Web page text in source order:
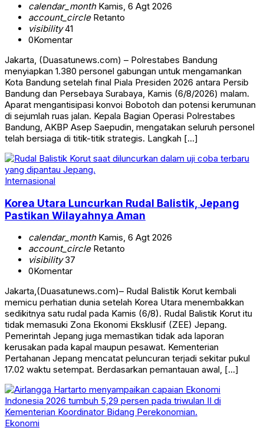
calendar_monthKamis, 6 Agt 2026
account_circleRetanto
visibility41
0Komentar
Jakarta, (Duasatunews.com) – Polrestabes Bandung
menyiapkan 1.380 personel gabungan untuk mengamankan
Kota Bandung setelah final Piala Presiden 2026 antara Persib
Bandung dan Persebaya Surabaya, Kamis (6/8/2026) malam.
Aparat mengantisipasi konvoi Bobotoh dan potensi kerumunan
di sejumlah ruas jalan. Kepala Bagian Operasi Polrestabes
Bandung, AKBP Asep Saepudin, mengatakan seluruh personel
telah bersiaga di titik-titik strategis. Langkah […]
Internasional
Korea Utara Luncurkan Rudal Balistik, Jepang
Pastikan Wilayahnya Aman
calendar_monthKamis, 6 Agt 2026
account_circleRetanto
visibility37
0Komentar
Jakarta,(Duasatunews.com)– Rudal Balistik Korut kembali
memicu perhatian dunia setelah Korea Utara menembakkan
sedikitnya satu rudal pada Kamis (6/8). Rudal Balistik Korut itu
tidak memasuki Zona Ekonomi Eksklusif (ZEE) Jepang.
Pemerintah Jepang juga memastikan tidak ada laporan
kerusakan pada kapal maupun pesawat. Kementerian
Pertahanan Jepang mencatat peluncuran terjadi sekitar pukul
17.02 waktu setempat. Berdasarkan pemantauan awal, […]
Ekonomi